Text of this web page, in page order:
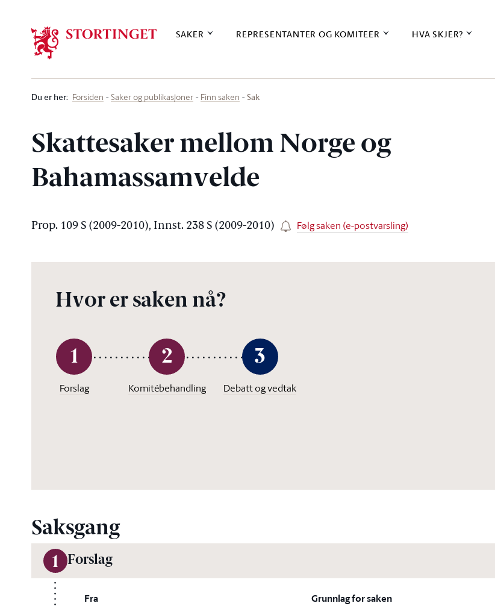
SAKER REPRESENTANTER OG KOMITEER HVA SKJER?
Du er her: Forsiden Saker og publikasjoner Finn saken Sak
Skattesaker mellom Norge og
Bahamassamvelde
Prop. 109 S (2009-2010), Innst. 238 S (2009-2010) Følg saken (e-postvarsling)
Hvor er saken nå?
1
Forslag
2
Komitébehandling
3
Debatt og vedtak
Saksgang
1 Forslag
Fra Grunnlag for saken